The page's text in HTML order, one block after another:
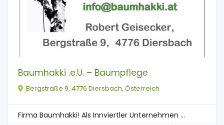
Baumhakki .e.U. – Baumpflege
Bergstraße 9, 4776 Diersbach, Österreich
Firma Baumhakki! Als Innviertler Unternehmen ...